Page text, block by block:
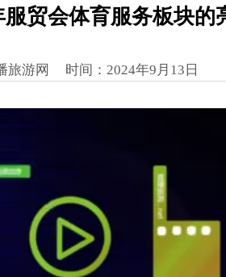
服贸会体育服务板块的
旅游网 时间 ： 2024年9月13日